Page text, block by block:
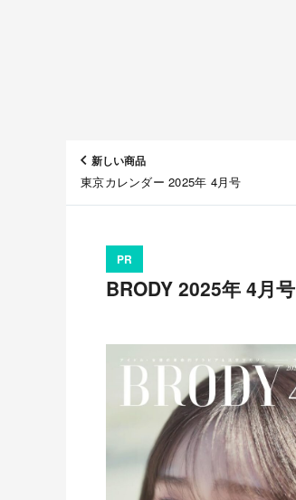
新しい商品
東京カレンダー 2025年 4月号
PR
BRODY 2025年 4月号